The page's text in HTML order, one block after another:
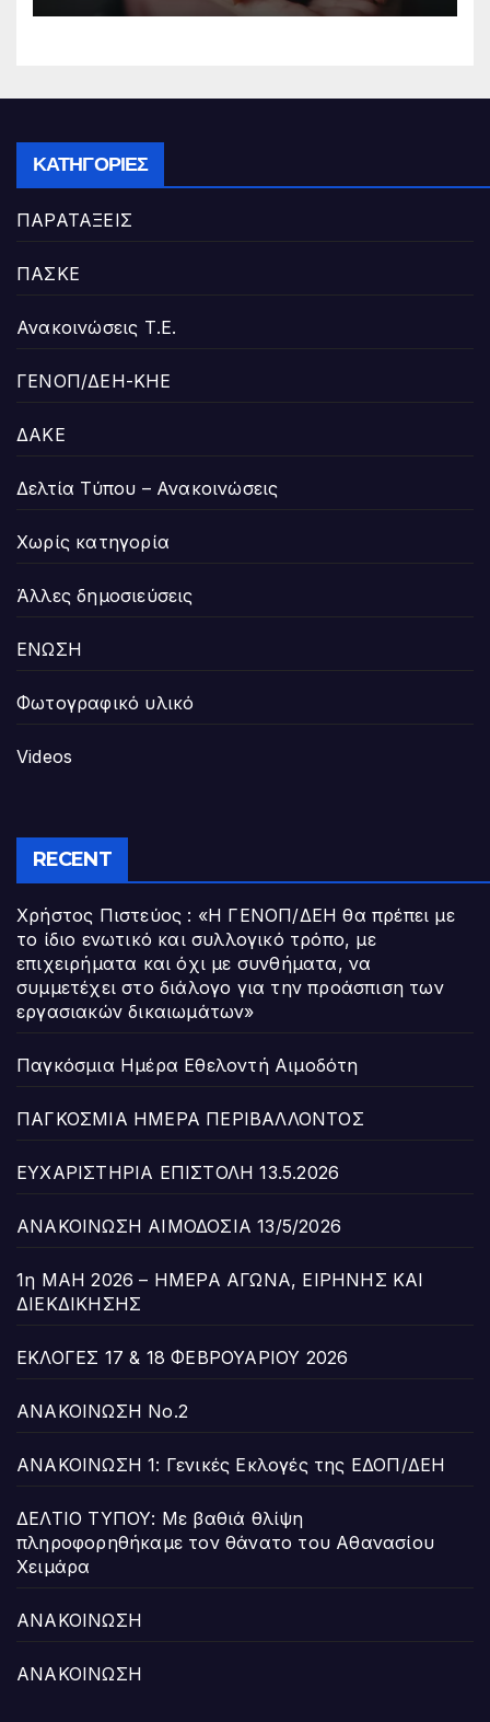
ΚΑΤΗΓΟΡΊΕΣ
ΠΑΡΑΤΑΞΕΙΣ
ΠΑΣΚΕ
Ανακοινώσεις Τ.Ε.
ΓΕΝΟΠ/ΔΕΗ-ΚΗΕ
ΔΑΚΕ
Δελτία Τύπου – Ανακοινώσεις
Χωρίς κατηγορία
Άλλες δημοσιεύσεις
ΕΝΩΣΗ
Φωτογραφικό υλικό
Videos
RECENT
Χρήστος Πιστεύος : «Η ΓΕΝΟΠ/ΔΕΗ θα πρέπει με
το ίδιο ενωτικό και συλλογικό τρόπο, με
επιχειρήματα και όχι με συνθήματα, να
συμμετέχει στο διάλογο για την προάσπιση των
εργασιακών δικαιωμάτων»
Παγκόσμια Ημέρα Εθελοντή Αιμοδότη
ΠΑΓΚΟΣΜΙΑ ΗΜΕΡΑ ΠΕΡΙΒΑΛΛΟΝΤΟΣ
ΕΥΧΑΡΙΣΤΗΡΙΑ ΕΠΙΣΤΟΛΗ 13.5.2026
ΑΝΑΚΟΙΝΩΣΗ ΑΙΜΟΔΟΣΙΑ 13/5/2026
1η ΜΑΗ 2026 – ΗΜΕΡΑ ΑΓΩΝΑ, ΕΙΡΗΝΗΣ ΚΑΙ
ΔΙΕΚΔΙΚΗΣΗΣ
ΕΚΛΟΓΕΣ 17 & 18 ΦΕΒΡΟΥΑΡΙΟΥ 2026
ΑΝΑΚΟΙΝΩΣΗ Νο.2
ΑΝΑΚΟΙΝΩΣΗ 1: Γενικές Εκλογές της ΕΔΟΠ/ΔΕΗ
ΔΕΛΤΙΟ ΤΥΠΟΥ: Με βαθιά θλίψη
πληροφορηθήκαμε τον θάνατο του Αθανασίου
Χειμάρα
ΑΝΑΚΟΙΝΩΣΗ
ΑΝΑΚΟΙΝΩΣΗ